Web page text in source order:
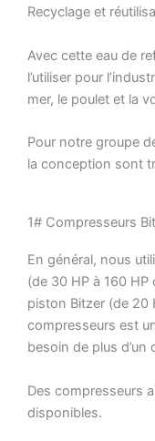
Recyclage et
Avec cette eau de
l’utiliser pour
mer, le poulet et la
Pour notre groupe
la conception sont
1# Compresseurs
En général, nous
(de 30 HP à 160
piston Bitzer (de 20
compresseurs est
besoin de plus d’un
Des compresseurs
disponibles.